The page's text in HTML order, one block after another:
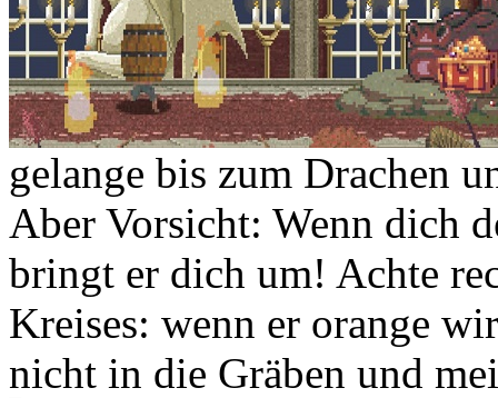
gelange bis zum Drachen
Aber Vorsicht: Wenn dich
bringt er dich um! Achte
Kreises: wenn er orange
nicht in die Gräben und